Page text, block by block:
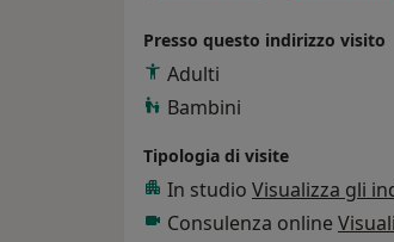
Presso questo indirizzo visito
Adulti
Bambini
Tipologia di visite
In studio Visualizza gli
Consulenza online